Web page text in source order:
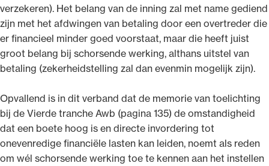
verzekeren). Het belang van de inning zal met name gediend
zijn met het afdwingen van betaling door een overtreder die
er financieel minder goed voorstaat, maar die heeft juist
groot belang bij schorsende werking, althans uitstel van
betaling (zekerheidstelling zal dan evenmin mogelijk zijn).
Opvallend is in dit verband dat de memorie van toelichting
bij de Vierde tranche Awb (pagina 135) de omstandigheid
dat een boete hoog is en directe invordering tot
onevenredige financiële lasten kan leiden, noemt als reden
om wél schorsende werking toe te kennen aan het instellen